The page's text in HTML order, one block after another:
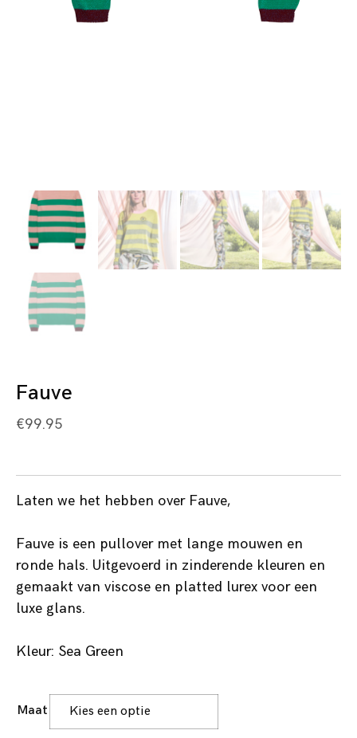
Fauve
€99.95
Laten we het hebben over Fauve,
Fauve is een pullover met lange mouwen en
ronde hals. Uitgevoerd in zinderende kleuren en
gemaakt van viscose en platted lurex voor een
luxe glans.
Kleur: Sea Green
Maat